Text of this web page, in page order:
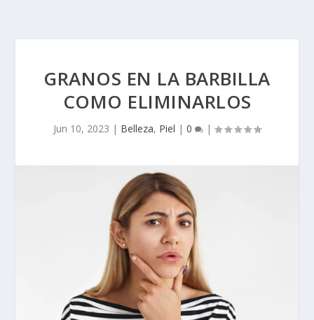
GRANOS EN LA BARBILLA
COMO ELIMINARLOS
Jun 10, 2023 | Belleza, Piel | 0 |